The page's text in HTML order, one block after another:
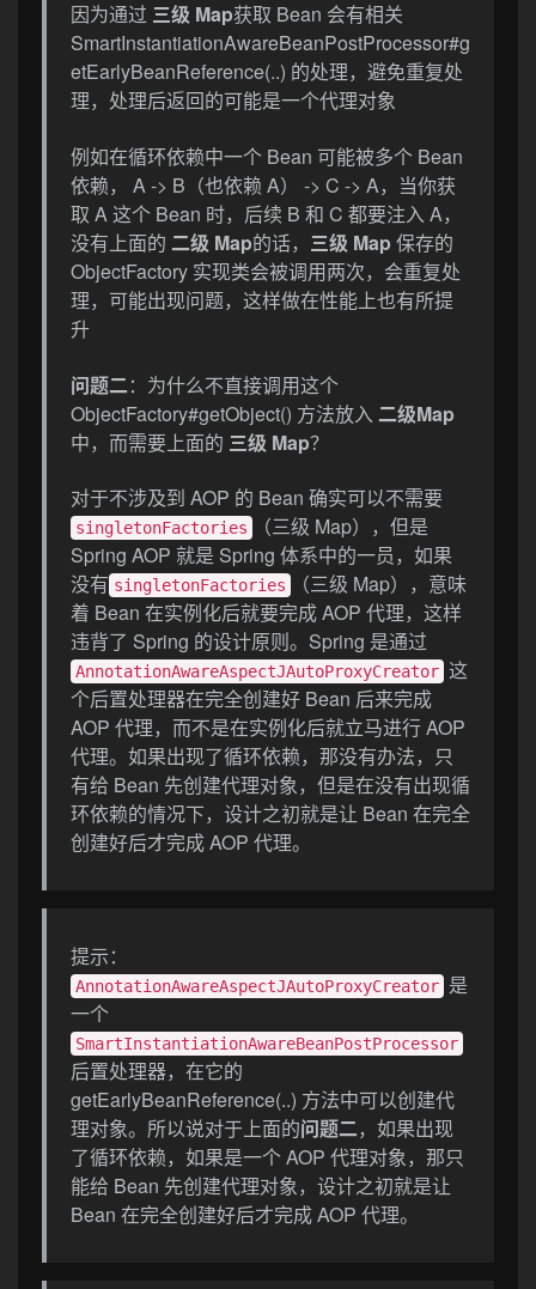
因为通过 三级 Map获取 Bean 会有相关
SmartInstantiationAwareBeanPostProcessor#g
etEarlyBeanReference(..) 的处理，避免重复处
理，处理后返回的可能是一个代理对象
例如在循环依赖中一个 Bean 可能被多个 Bean
依赖， A -> B（也依赖 A） -> C -> A，当你获
取 A 这个 Bean 时，后续 B 和 C 都要注入 A，
没有上面的 二级 Map的话， 三级 Map 保存的
ObjectFactory 实现类会被调用两次，会重复处
理，可能出现问题，这样做在性能上也有所提
升
问题二：为什么不直接调用这个
ObjectFactory#getObject() 方法放入 二级Map
中，而需要上面的 三级 Map？
对于不涉及到 AOP 的 Bean 确实可以不需要
singletonFactories
（三级 Map），但是
Spring AOP 就是 Spring 体系中的一员，如果
没有 singletonFactories
（三级 Map），意味
着 Bean 在实例化后就要完成 AOP 代理，这样
违背了 Spring 的设计原则。Spring 是通过
AnnotationAwareAspectJAutoProxyCreator 这
个后置处理器在完全创建好 Bean 后来完成
AOP 代理，而不是在实例化后就立马进行 AOP
代理。如果出现了循环依赖，那没有办法，只
有给 Bean 先创建代理对象，但是在没有出现循
环依赖的情况下，设计之初就是让 Bean 在完全
创建好后才完成 AOP 代理。
提示：
AnnotationAwareAspectJAutoProxyCreator 是
一个
SmartInstantiationAwareBeanPostProcessor
后置处理器，在它的
getEarlyBeanReference(..) 方法中可以创建代
理对象。所以说对于上面的问题二，如果出现
了循环依赖，如果是一个 AOP 代理对象，那只
能给 Bean 先创建代理对象，设计之初就是让
Bean 在完全创建好后才完成 AOP 代理。